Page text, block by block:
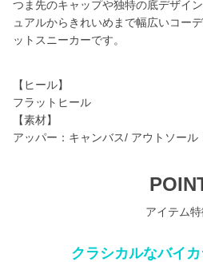
つま先のキャップや独特の底デザイ
ュアルからきれいめまで幅広いコー
ットスニーカーです。
【ヒール】
フラットヒール
【素材】
アッパー：キャンバス/ アウトソール
アイテム
クラシカルなバイ